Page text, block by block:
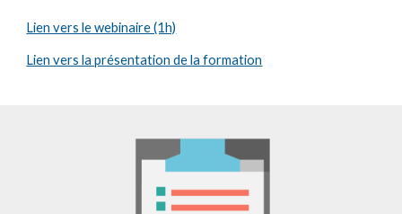
Lien vers le webinaire (1h)
Lien vers la présentation de la formation